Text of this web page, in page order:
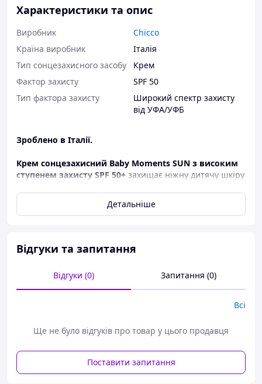
Характеристики та опис
Виробник
Chicco
Країна виробник
Італія
Тип сонцезахисного засобу
Крем
Фактор захисту
SPF 50
Тип фактора захисту
Широкий спектр захисту
від УФА/УФБ
Зроблено в Італії.
Крем сонцезахисний Baby Moments SUN з високим
ступенем захисту SPF 50+ захищає ніжну дитячу шкіру
морську екосистему.
Не містить оксибензон та октиноксат*
Детальніше
Відгуки та запитання
Відгуки (0) Запитання (0)
Всі
Ще не було відгуків про товар у цього продавця
Поставити запитання